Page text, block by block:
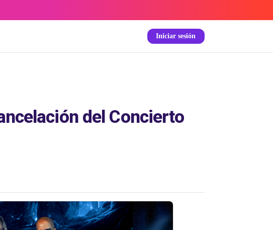
Iniciar sesión
del Concierto